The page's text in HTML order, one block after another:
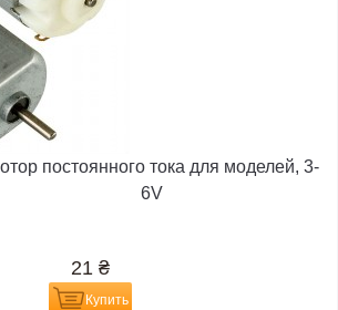
постоянного тока для моделей, 3-
6V
21 ₴
Купить